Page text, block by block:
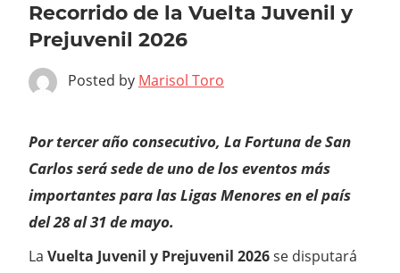
Recorrido de la Vuelta Juvenil y
Prejuvenil 2026
Posted by Marisol Toro
Por tercer año consecutivo, La Fortuna de San
Carlos será sede de uno de los eventos más
importantes para las Ligas Menores en el país
del 28 al 31 de mayo.
La Vuelta Juvenil y Prejuvenil 2026se disputará